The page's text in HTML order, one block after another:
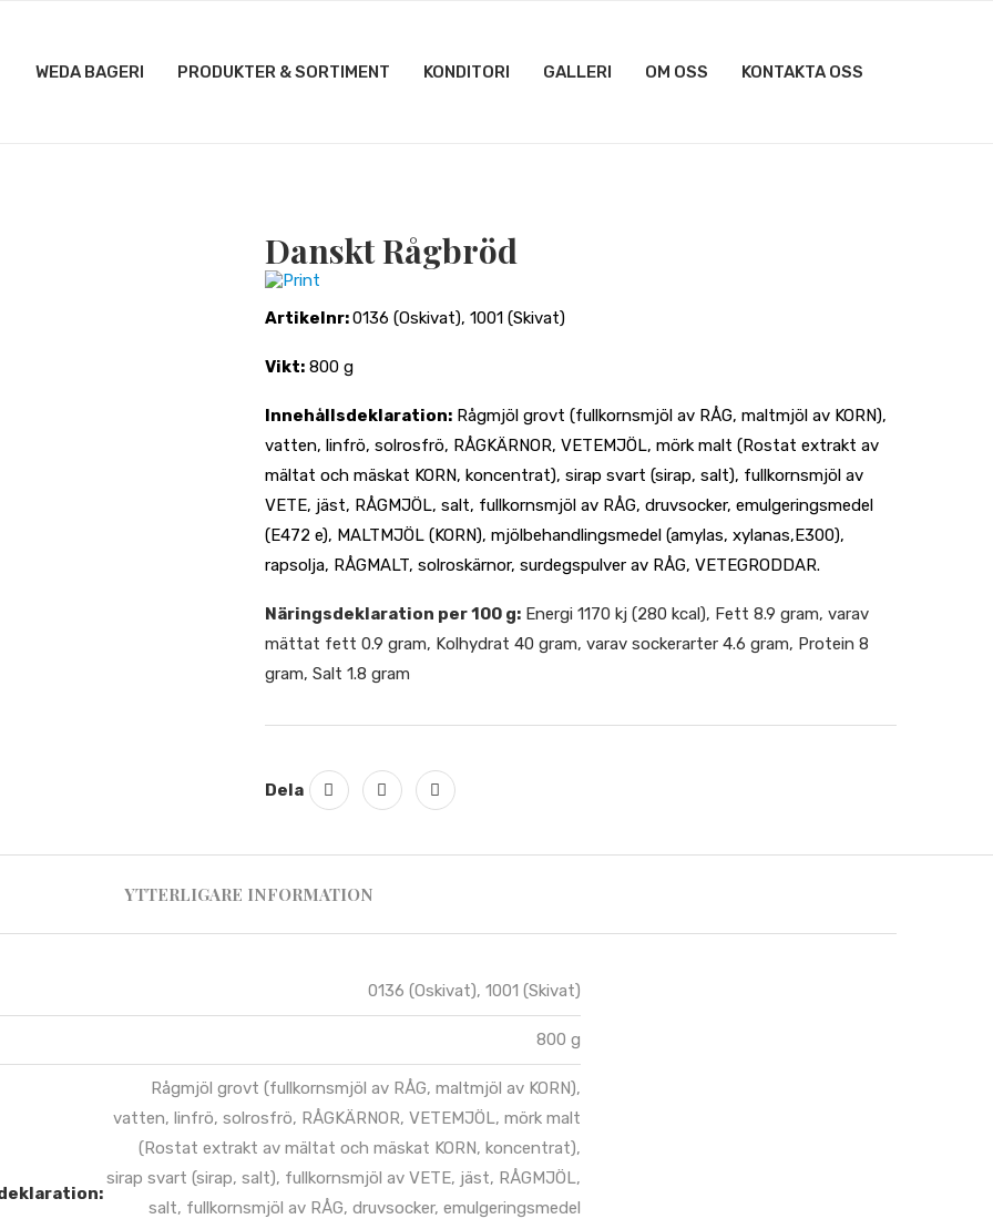
WEDA BAGERI PRODUKTER & SORTIMENT KONDITORI GALLERI OM OSS KONTAKTA OSS
Danskt Rågbröd
Print
Artikelnr:0136 (Oskivat), 1001 (Skivat)
Vikt:800 g
Innehållsdeklaration:Rågmjöl grovt (fullkornsmjöl av RÅG, maltmjöl av KORN),
vatten, linfrö, solrosfrö, RÅGKÄRNOR, VETEMJÖL, mörk malt (Rostat extrakt av
mältat och mäskat KORN, koncentrat), sirap svart (sirap, salt), fullkornsmjöl av
VETE, jäst, RÅGMJÖL, salt, fullkornsmjöl av RÅG, druvsocker, emulgeringsmedel
(E472 e), MALTMJÖL (KORN), mjölbehandlingsmedel (amylas, xylanas,E300),
rapsolja, RÅGMALT, solroskärnor, surdegspulver av RÅG, VETEGRODDAR.
Näringsdeklaration per 100 g:Energi 1170 kj (280 kcal), Fett 8.9 gram, varav
mättat fett 0.9 gram, Kolhydrat 40 gram, varav sockerarter 4.6 gram, Protein 8
gram, Salt 1.8 gram
Dela
YTTERLIGARE INFORMATION
0136 (Oskivat), 1001 (Skivat)
800 g
Rågmjöl grovt (fullkornsmjöl av RÅG, maltmjöl av KORN),
vatten, linfrö, solrosfrö, RÅGKÄRNOR, VETEMJÖL, mörk malt
(Rostat extrakt av mältat och mäskat KORN, koncentrat),
sirap svart (sirap, salt), fullkornsmjöl av VETE, jäst, RÅGMJÖL,
salt, fullkornsmjöl av RÅG, druvsocker, emulgeringsmedel